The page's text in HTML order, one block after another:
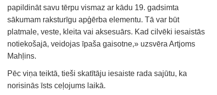
papildināt savu tērpu vismaz ar kādu 19. gadsimta
sākumam raksturīgu apģērba elementu. Tā var būt
platmale, veste, kleita vai aksesuārs. Kad cilvēki iesaistās
notiekošajā, veidojas īpaša gaisotne,» uzsvēra Artjoms
Mahļins.
Pēc viņa teiktā, tieši skatītāju iesaiste rada sajūtu, ka
norisinās īsts ceļojums laikā.